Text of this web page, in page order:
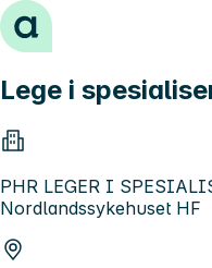
Hopp til innhold
Lege i
PHR LEGER I
Nordlandssykehuset HF